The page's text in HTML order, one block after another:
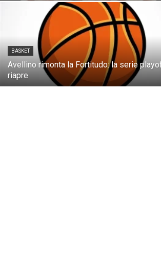
BASKET
Avellino rimonta la Fortitudo: la serie
riapre